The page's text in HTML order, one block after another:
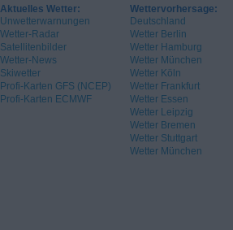
Aktuelles Wetter:
Unwetterwarnungen
Wetter-Radar
Satellitenbilder
Wetter-News
Skiwetter
Profi-Karten GFS (NCEP)
Profi-Karten ECMWF
Wettervorhersage:
Deutschland
Wetter Berlin
Wetter Hamburg
Wetter München
Wetter Köln
Wetter Frankfurt
Wetter Essen
Wetter Leipzig
Wetter Bremen
Wetter Stuttgart
Wetter München